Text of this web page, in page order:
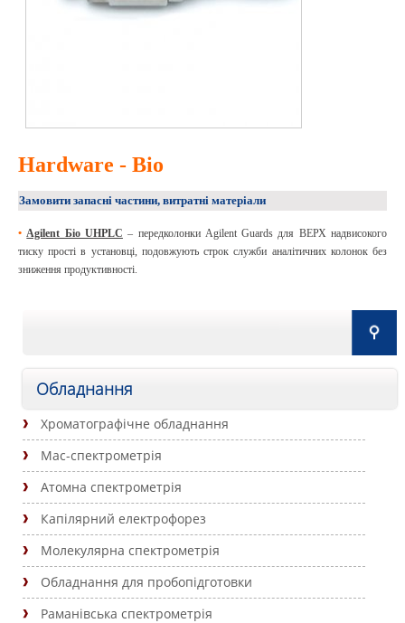
Hardware - Bio
Замовити запасні частини, витратні матеріали
•Agilent Біо UHPLC – передколонки Agilent Guards для ВЕРХ надвисокого
тиску прості в установці, подовжують строк служби аналітичних колонок без
зниження продуктивності.
Обладнання
Хроматографічне обладнання
Мас-спектрометрія
Атомна спектрометрія
Капілярний електрофорез
Молекулярна спектрометрія
Обладнання для пробопідготовки
Раманівська спектрометрія